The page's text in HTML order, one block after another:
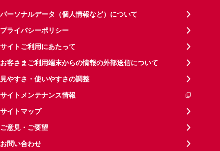
パーソナルデータ（個人情報など）について
プライバシーポリシー
サイトご利用にあたって
お客さまご利用端末からの情報の外部送信について
見やすさ・使いやすさの調整
サイトメンテナンス情報
サイトマップ
ご意見・ご要望
お問い合わせ